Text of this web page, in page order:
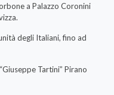
a Palazzo Coronini
degli Italiani, fino ad
Tartini” Pirano